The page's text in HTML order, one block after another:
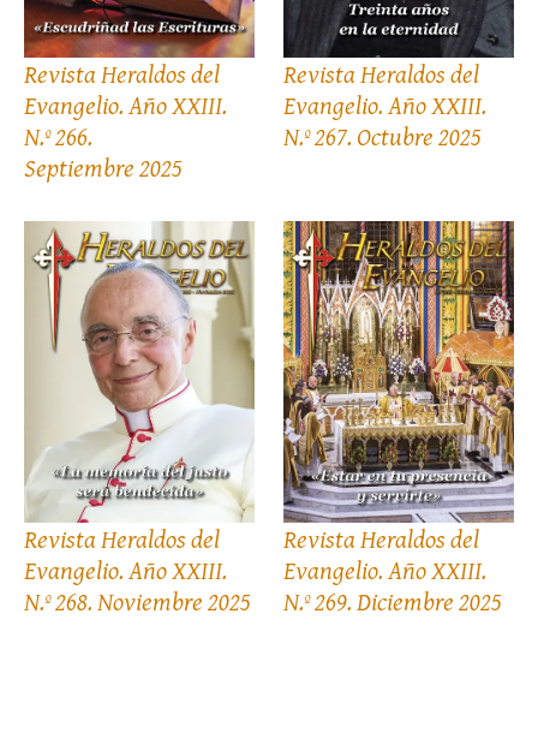
Revista Heraldos del
Evangelio. Año XXIII.
N.º 266.
Septiembre 2025
Revista Heraldos del
Evangelio. Año XXIII.
N.º 267. Octubre 2025
Revista Heraldos del
Evangelio. Año XXIII.
N.º 268. Noviembre 2025
Revista Heraldos del
Evangelio. Año XXIII.
N.º 269. Diciembre 2025